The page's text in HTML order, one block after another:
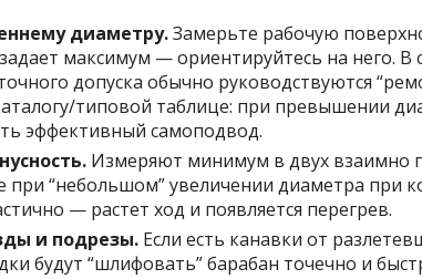
диаметру.Замерьте рабочую
максимум — ориентируйтесь на него. В
допуска обычно руководствуются
типовой таблице: при превышении
эффективный самоподвод.
Измеряют минимум в двух взаимно
при “небольшом” увеличении диаметра при
— растет ход и появляется перегрев.
и подрезы. Если есть канавки от
будут “шлифовать” барабан точечно и